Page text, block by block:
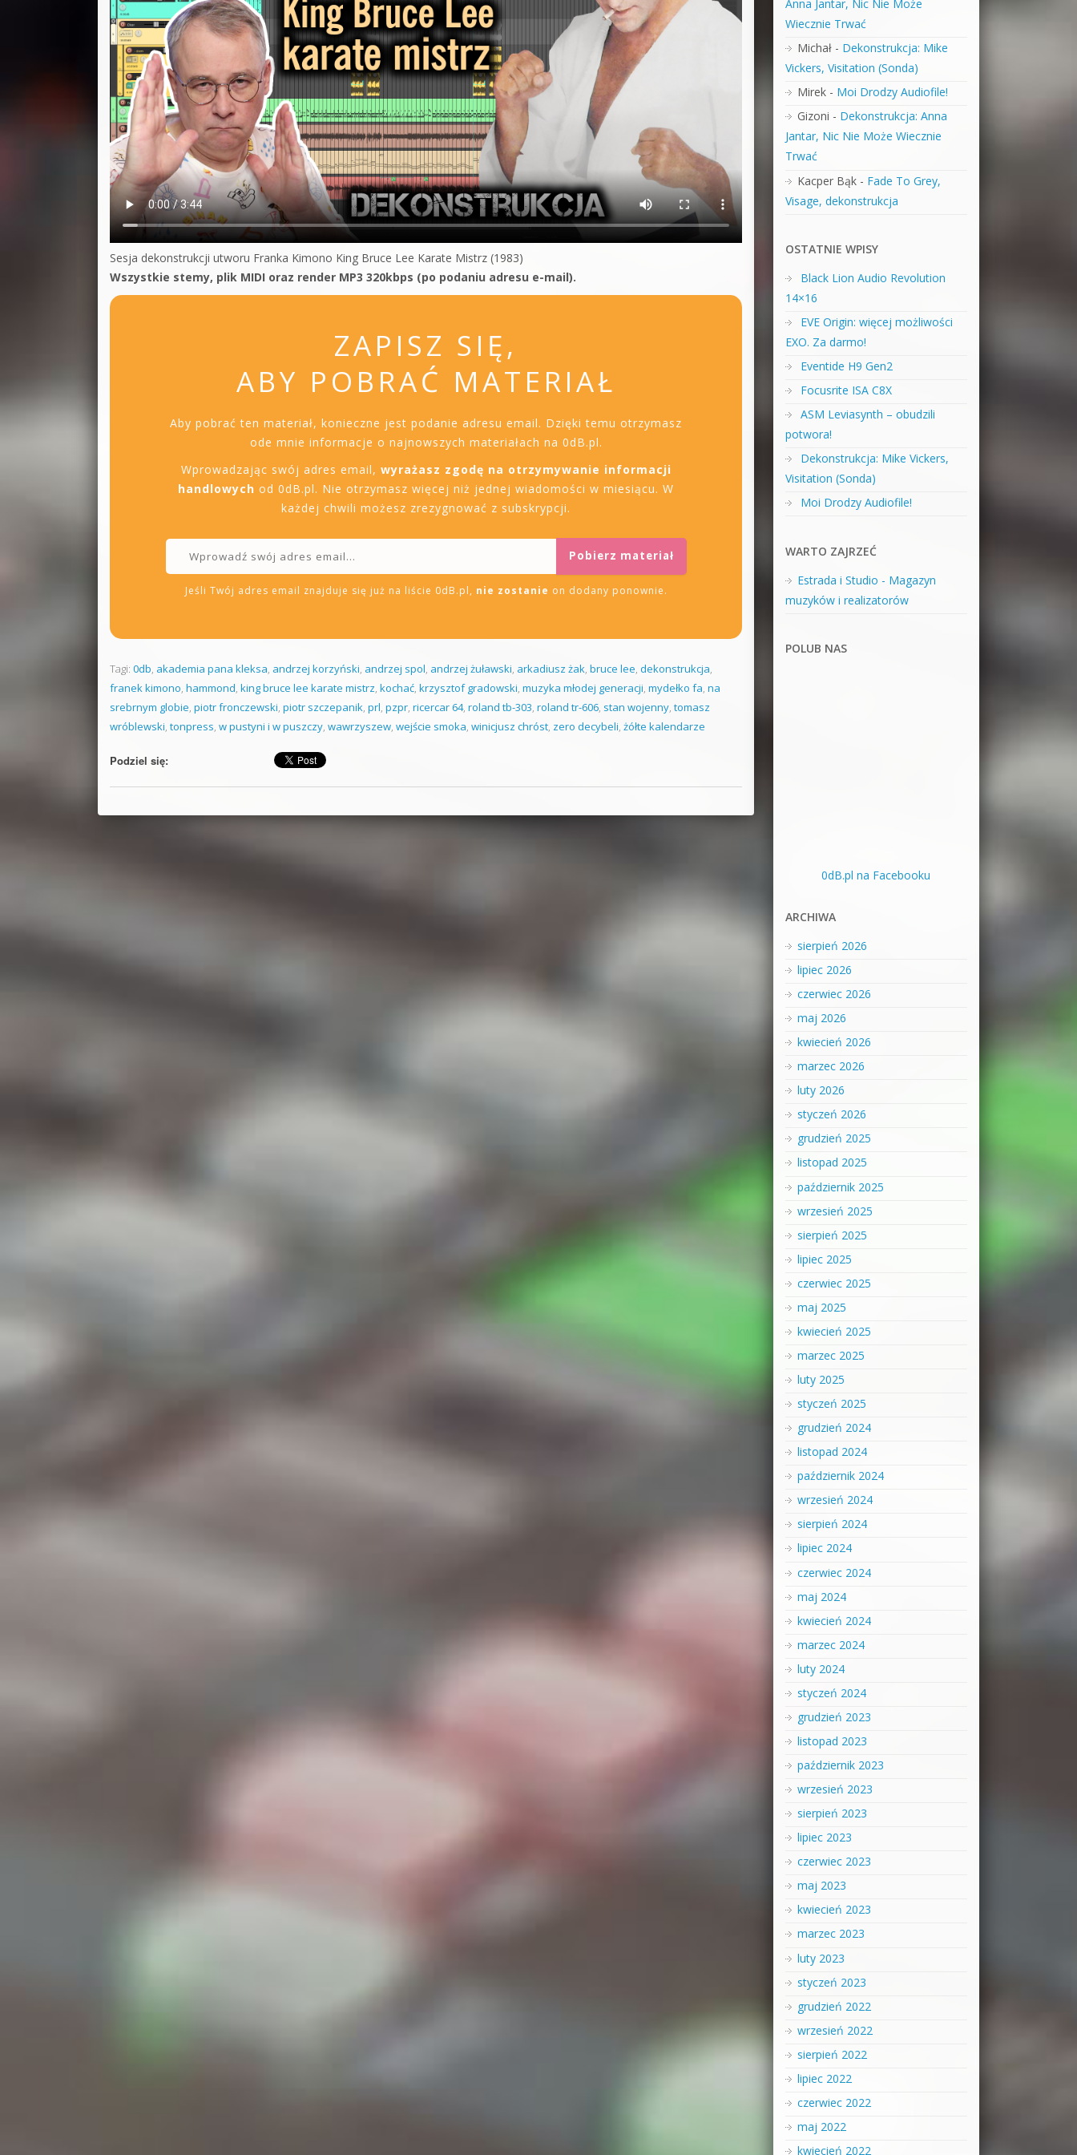
Sesja dekonstrukcji utworu Franka Kimono King Bruce Lee Karate Mistrz (1983)
Wszystkie stemy, plik MIDI oraz render MP3 320kbps (po podaniu adresu e-mail).
ZAPISZ SIĘ,
ABY POBRAĆ MATERIAŁ
Aby pobrać ten materiał, konieczne jest podanie adresu email. Dzięki temu otrzymasz
ode mnie informacje o najnowszych materiałach na 0dB.pl.
Wprowadzając swój adres email, wyrażasz zgodę na otrzymywanie informacji
handlowych od 0dB.pl. Nie otrzymasz więcej niż jednej wiadomości w miesiącu. W
każdej chwili możesz zrezygnować z subskrypcji.
Jeśli Twój adres email znajduje się już na liście 0dB.pl, nie zostanie on dodany ponownie.
Tagi: 0db, akademia pana kleksa, andrzej korzyński, andrzej spol, andrzej żuławski, arkadiusz żak, bruce lee, dekonstrukcja,
franek kimono, hammond, king bruce lee karate mistrz, kochać, krzysztof gradowski, muzyka młodej generacji, mydełko fa, na
srebrnym globie, piotr fronczewski, piotr szczepanik, prl, pzpr, ricercar 64, roland tb-303, roland tr-606, stan wojenny, tomasz
wróblewski, tonpress, w pustyni i w puszczy, wawrzyszew, wejście smoka, winicjusz chróst, zero decybeli, żółte kalendarze
Podziel się:
Anna Jantar, Nic Nie Może
Wiecznie Trwać
Michał- Dekonstrukcja: Mike
Vickers, Visitation (Sonda)
Mirek- Moi Drodzy Audiofile!
Gizoni - Dekonstrukcja: Anna
Jantar, Nic Nie Może Wiecznie
Trwać
Kacper Bąk- Fade To Grey,
Visage, dekonstrukcja
OSTATNIE WPISY
Black Lion Audio Revolution
14×16
EVE Origin: więcej możliwości
EXO. Za darmo!
Eventide H9 Gen2
Focusrite ISA C8X
ASM Leviasynth – obudzili
potwora!
Dekonstrukcja: Mike Vickers,
Visitation (Sonda)
Moi Drodzy Audiofile!
WARTO ZAJRZEĆ
Estrada i Studio - Magazyn
muzyków i realizatorów
POLUB NAS
0dB.pl na Facebooku
ARCHIWA
sierpień 2026
lipiec 2026
czerwiec 2026
maj 2026
kwiecień 2026
marzec 2026
luty 2026
styczeń 2026
grudzień 2025
listopad 2025
październik 2025
wrzesień 2025
sierpień 2025
lipiec 2025
czerwiec 2025
maj 2025
kwiecień 2025
marzec 2025
luty 2025
styczeń 2025
grudzień 2024
listopad 2024
październik 2024
wrzesień 2024
sierpień 2024
lipiec 2024
czerwiec 2024
maj 2024
kwiecień 2024
marzec 2024
luty 2024
styczeń 2024
grudzień 2023
listopad 2023
październik 2023
wrzesień 2023
sierpień 2023
lipiec 2023
czerwiec 2023
maj 2023
kwiecień 2023
marzec 2023
luty 2023
styczeń 2023
grudzień 2022
wrzesień 2022
sierpień 2022
lipiec 2022
czerwiec 2022
maj 2022
kwiecień 2022